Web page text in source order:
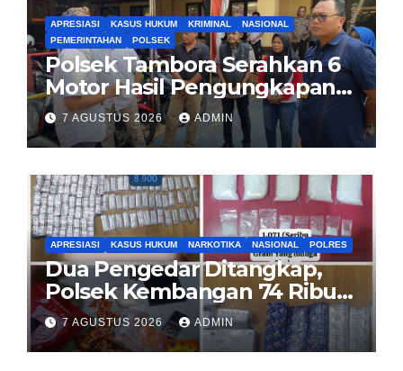
APRESIASI KASUS HUKUM KRIMINAL
NASIONAL
PEMERINTAHAN
POLSEK
Polsek Tambora Serahkan 6
Motor Hasil Pengungkapan
Kasus Curanmor Kepada
Pemilik Yang sah
7 AGUSTUS 2026 ADMIN
APRESIASI KASUS HUKUM NARKOTIKA NASIONAL POLRES
Dua Pengedar Ditangkap,
Polsek Kembangan 74 Ribu
Obat Keras, Sabu Hingga
Puluhan Vape Etomidate
Diamankan
7 AGUSTUS 2026 ADMIN